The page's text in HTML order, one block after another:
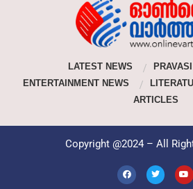
LATEST NEWS
ENTERTAINMENT NEWS
ARTICLES
Copyright @2024 – All